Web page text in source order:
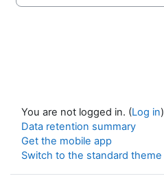
You are not logged in. (Log in)
Data retention summary
Get the mobile app
Switch to the standard theme